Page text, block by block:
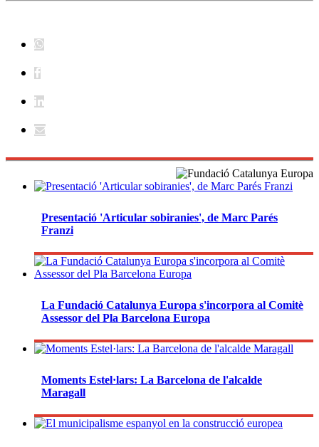
Presentació 'Articular sobiranies', de Marc Parés
Franzi
La Fundació Catalunya Europa s'incorpora al Comitè
Assessor del Pla Barcelona Europa
Moments Estel·lars: La Barcelona de l'alcalde
Maragall